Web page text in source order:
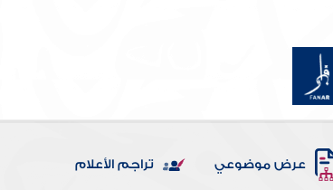
عرض موضوعي تراجم الأعلام